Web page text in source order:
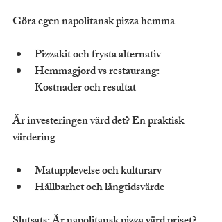
Göra egen napolitansk pizza hemma
Pizzakit och frysta alternativ
Hemmagjord vs restaurang:
Kostnader och resultat
Är investeringen värd det? En praktisk
värdering
Matupplevelse och kulturarv
Hållbarhet och långtidsvärde